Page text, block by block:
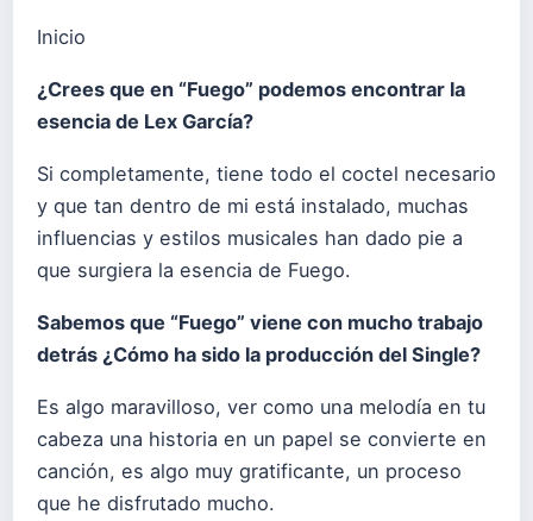
Inicio
¿Crees que en “Fuego” podemos encontrar la
esencia de Lex García?
Si completamente, tiene todo el coctel necesario
y que tan dentro de mi está instalado, muchas
influencias y estilos musicales han dado pie a
que surgiera la esencia de Fuego.
Sabemos que “Fuego” viene con mucho trabajo
detrás ¿Cómo ha sido la producción del Single?
Es algo maravilloso, ver como una melodía en tu
cabeza una historia en un papel se convierte en
canción, es algo muy gratificante, un proceso
que he disfrutado mucho.